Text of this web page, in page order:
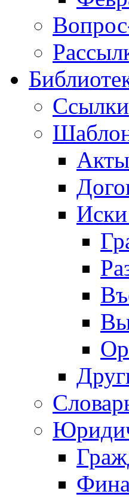
Ссылки
Акты
Иски